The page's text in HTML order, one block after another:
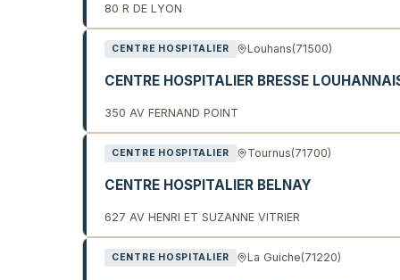
80 R DE LYON
CENTRE HOSPITALIER Louhans(71500)
CENTRE HOSPITALIER BRESSE
350 AV FERNAND POINT
CENTRE HOSPITALIER Tournus(71700)
CENTRE HOSPITALIER BELNAY
627 AV HENRI ET SUZANNE VITRIER
CENTRE HOSPITALIER La Guiche(71220)